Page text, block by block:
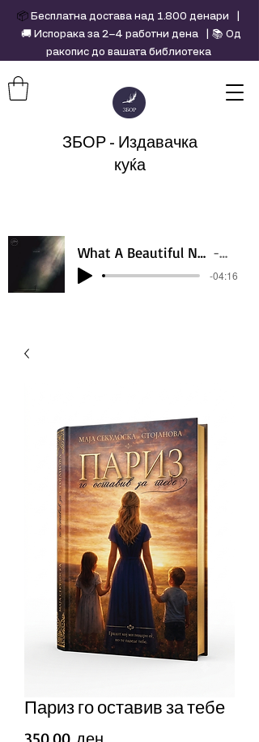
ЗБОР - Издавачка
куќа
What A Beautiful Name - Hillsong - Violin cover by Daniel Jang Artist
-04:16
📦 Бесплатна достава над 1.800 денари |
🚚 Испорака за 2–4 работни дена | 📚 Од
ракопис до вашата библиотека
Париз го оставив за тебе